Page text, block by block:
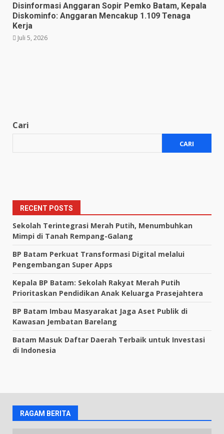
Disinformasi Anggaran Sopir Pemko Batam, Kepala
Diskominfo: Anggaran Mencakup 1.109 Tenaga
Kerja
Juli 5, 2026
Cari
CARI
RECENT POSTS
Sekolah Terintegrasi Merah Putih, Menumbuhkan
Mimpi di Tanah Rempang-Galang
BP Batam Perkuat Transformasi Digital melalui
Pengembangan Super Apps
Kepala BP Batam: Sekolah Rakyat Merah Putih
Prioritaskan Pendidikan Anak Keluarga Prasejahtera
BP Batam Imbau Masyarakat Jaga Aset Publik di
Kawasan Jembatan Barelang
Batam Masuk Daftar Daerah Terbaik untuk Investasi
di Indonesia
RAGAM BERITA